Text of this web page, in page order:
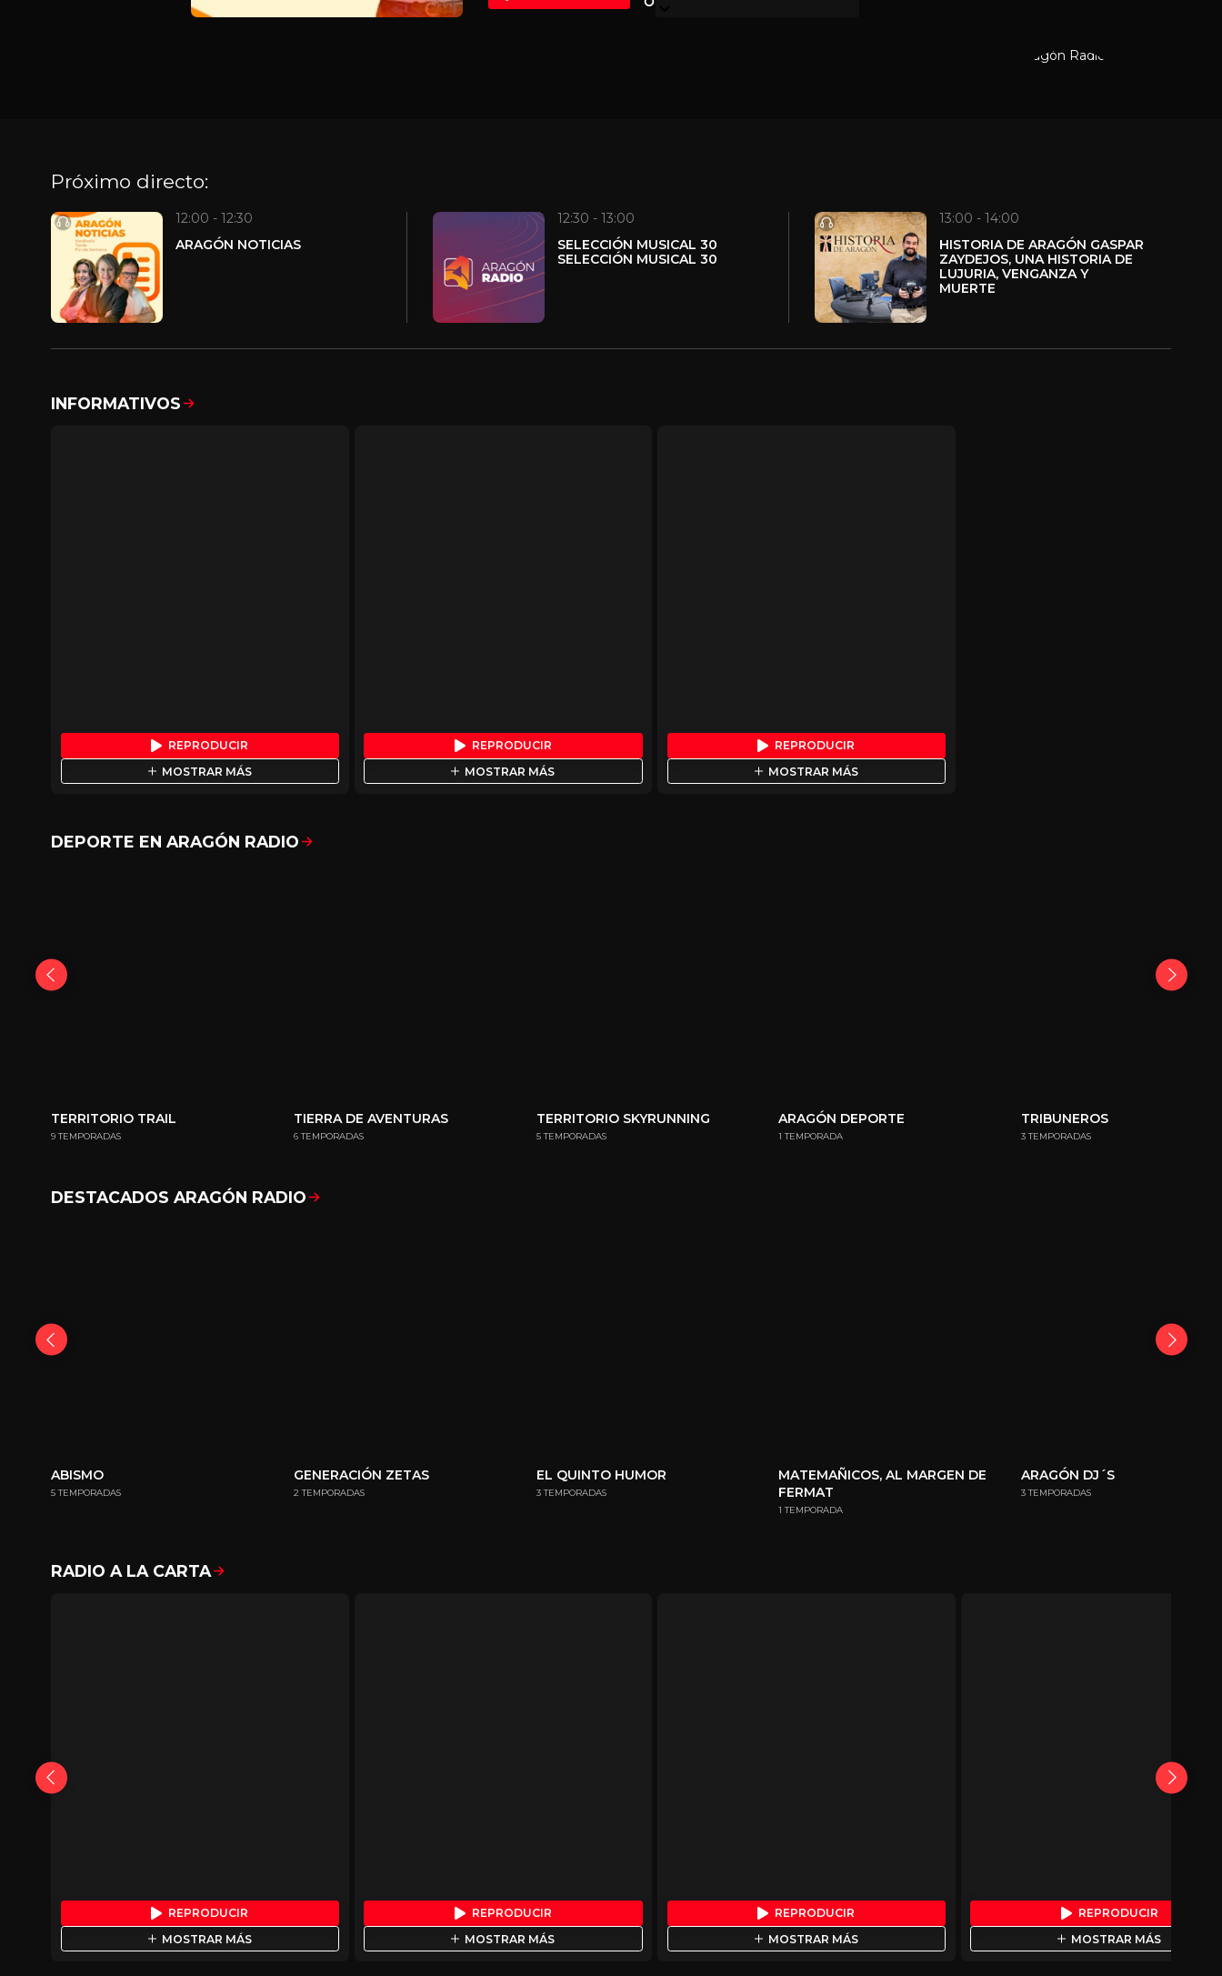
una cita imprescindible para quienes quieren comenzar el fin de semana bien
Próximo directo:
12:00 - 12:30
ARAGÓN NOTICIAS
12:30 - 13:00
SELECCIÓN MUSICAL 30
SELECCIÓN MUSICAL 30
13:00 - 14:00
HISTORIA DE ARAGÓN GASPAR
ZAYDEJOS, UNA HISTORIA DE
LUJURIA, VENGANZA Y
MUERTE
INFORMATIVOS
REPRODUCIR
MOSTRAR MÁS
REPRODUCIR
MOSTRAR MÁS
REPRODUCIR
MOSTRAR MÁS
DEPORTE EN ARAGÓN RADIO
TERRITORIO TRAIL
9 TEMPORADAS
TIERRA DE AVENTURAS
6 TEMPORADAS
TERRITORIO SKYRUNNING
5 TEMPORADAS
ARAGÓN DEPORTE
1 TEMPORADA
TRIBUNEROS
3 TEMPORADAS
DESTACADOS ARAGÓN RADIO
ABISMO
5 TEMPORADAS
GENERACIÓN ZETAS
2 TEMPORADAS
EL QUINTO HUMOR
3 TEMPORADAS
MATEMAÑICOS, AL MARGEN DE
FERMAT
1 TEMPORADA
ARAGÓN DJ´S
3 TEMPORADAS
RADIO A LA CARTA
REPRODUCIR
MOSTRAR MÁS
REPRODUCIR
MOSTRAR MÁS
REPRODUCIR
MOSTRAR MÁS
REPRODUCIR
MOSTRAR MÁS